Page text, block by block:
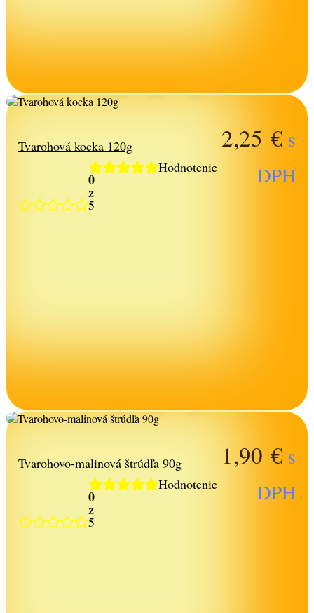
Tvarohová kocka 120g
Hodnotenie
0
z
5
2,25 € s
DPH
Tvarohovo-malinová štrúdľa 90g
Hodnotenie
0
z
5
1,90 € s
DPH